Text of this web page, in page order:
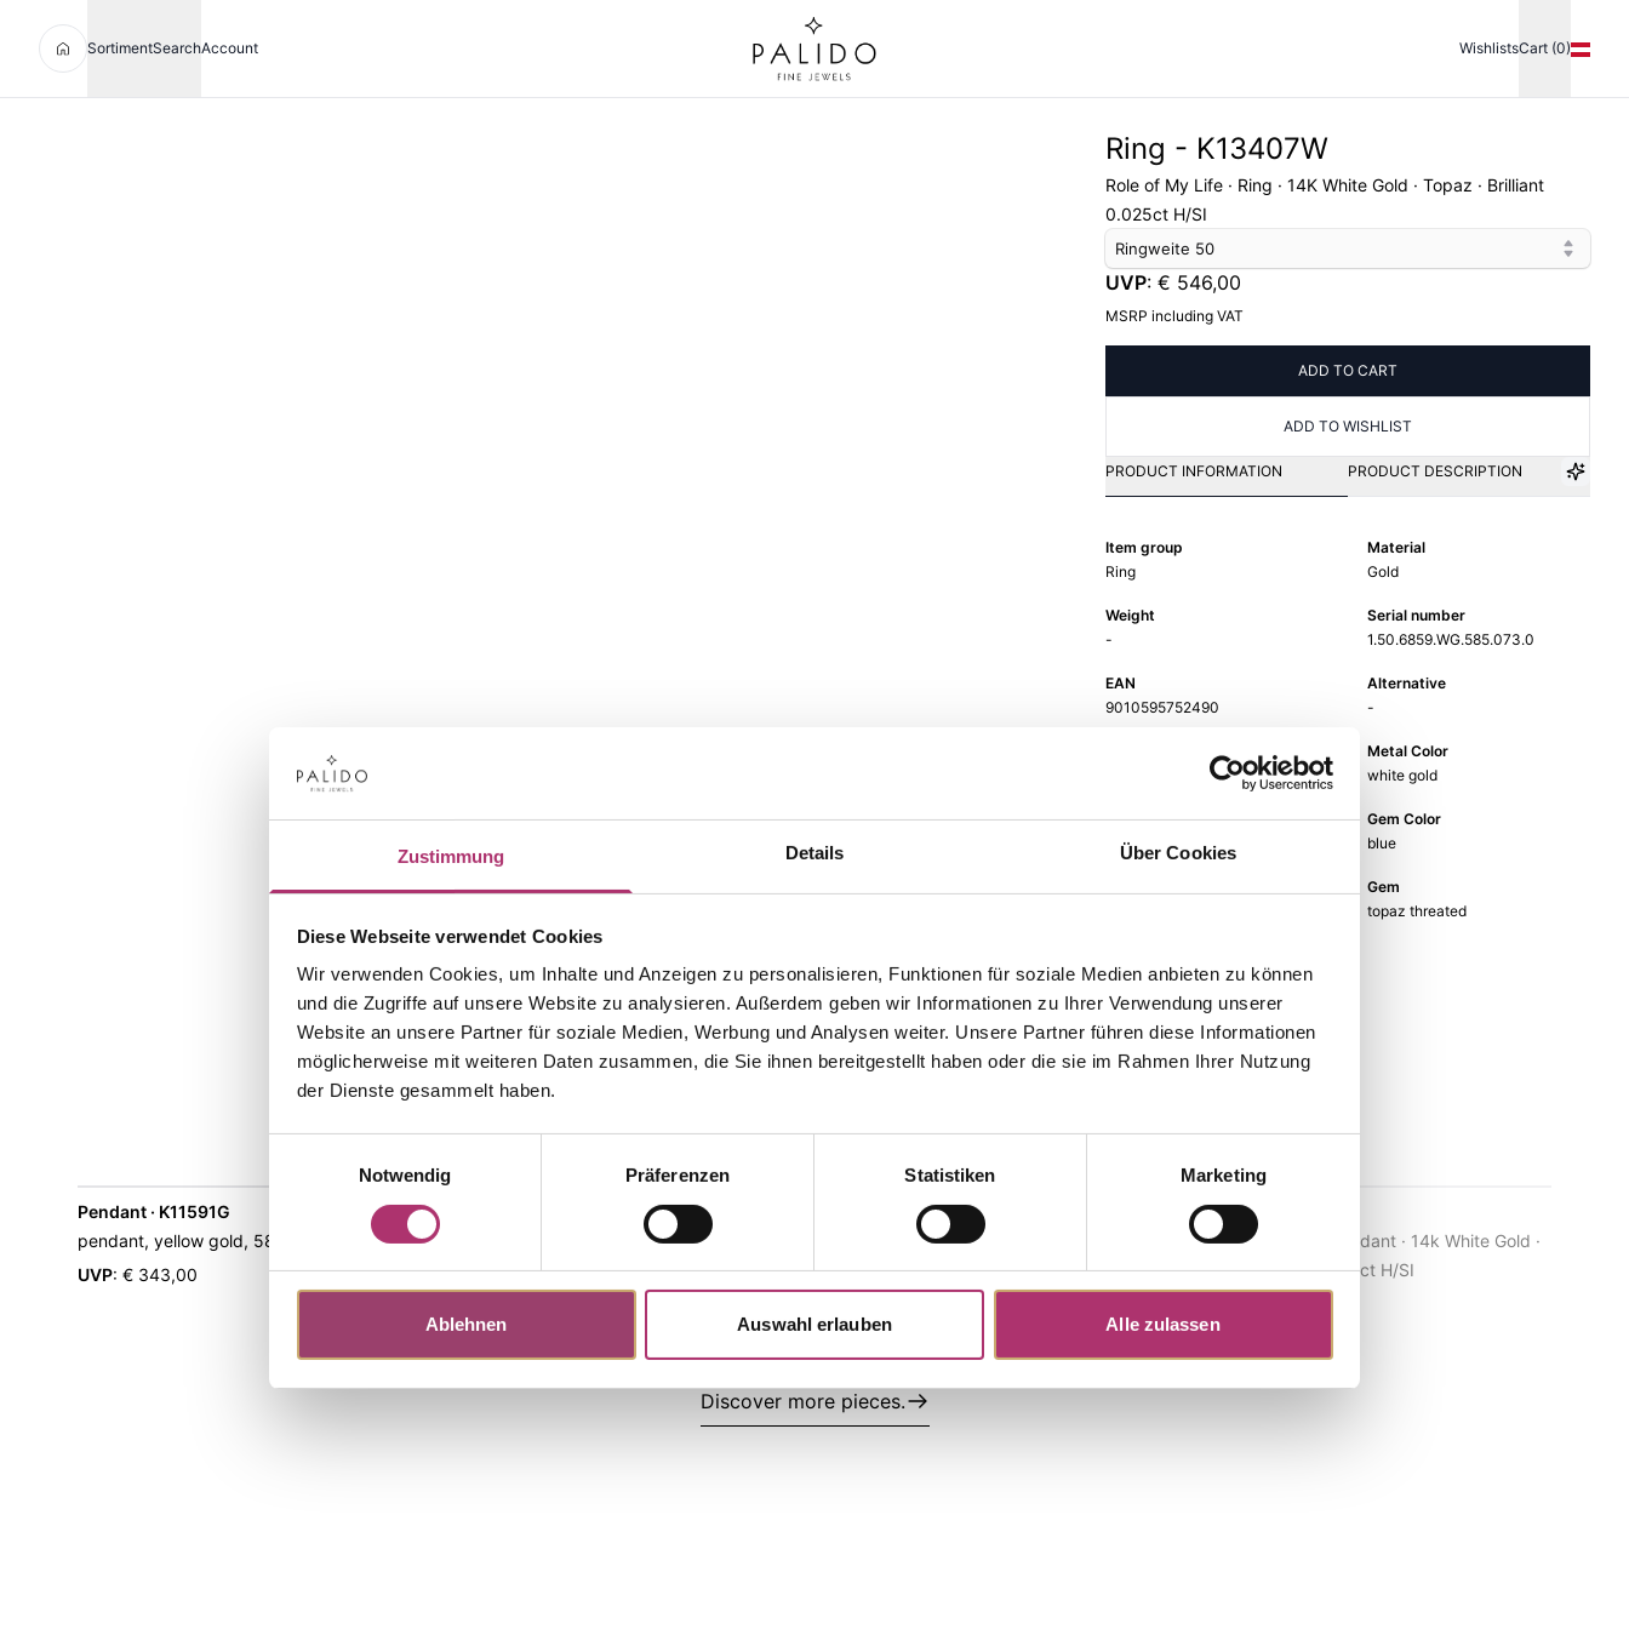
Zustimmung Details Über Cookies
Diese Webseite verwendet Cookies
Wir verwenden Cookies, um Inhalte und Anzeigen zu personalisieren, Funktionen für soziale Medien anbieten zu können
und die Zugriffe auf unsere Website zu analysieren. Außerdem geben wir Informationen zu Ihrer Verwendung unserer
Website an unsere Partner für soziale Medien, Werbung und Analysen weiter. Unsere Partner führen diese Informationen
möglicherweise mit weiteren Daten zusammen, die Sie ihnen bereitgestellt haben oder die sie im Rahmen Ihrer Nutzung
der Dienste gesammelt haben.
Notwendig
Präferenzen Statistiken Marketing
Ablehnen Auswahl erlauben Alle zulassen
SortimentSearchAccount WishlistsCart (0)
Ring - K13407W
Role of My Life · Ring · 14K White Gold · Topaz · Brilliant
0.025ct H/SI
Ringweite 50
UVP: € 546,00
MSRP including VAT
ADD TO CART
ADD TO WISHLIST
PRODUCT INFORMATION PRODUCT DESCRIPTION
Item group
Ring
Material
Gold
Weight
-
Serial number
1.50.6859.WG.585.073.0
EAN
9010595752490
Alternative
-
Metal Color
white gold
Ring Width
Gem Color
blue
Gem
topaz threated
The matching pieces from this
collection.
Pendant · K11591G
pendant, yellow gold, 585/-,topaz threated
UVP: € 343,00
Stud Earrings · K11593G
earring, yellow gold, 585/-,topaz threated
Stud Earrings · K13408W
Role of My Life · Stud Earrings · 585 White
Gold · Topaz · Brilliant 0.01ct H/P
Out of stock
Pendant · K13406W
Role of My Life · Pendant · 14k White Gold ·
Topaz · Brilliant 0.02ct H/SI
Discover more pieces.